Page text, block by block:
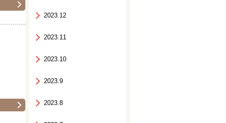
2023.12
2023.11
2023.10
2023.9
2023.8